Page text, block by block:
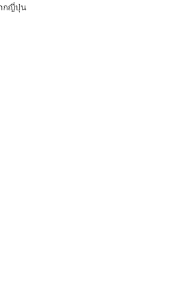
กญี่ปุ่น